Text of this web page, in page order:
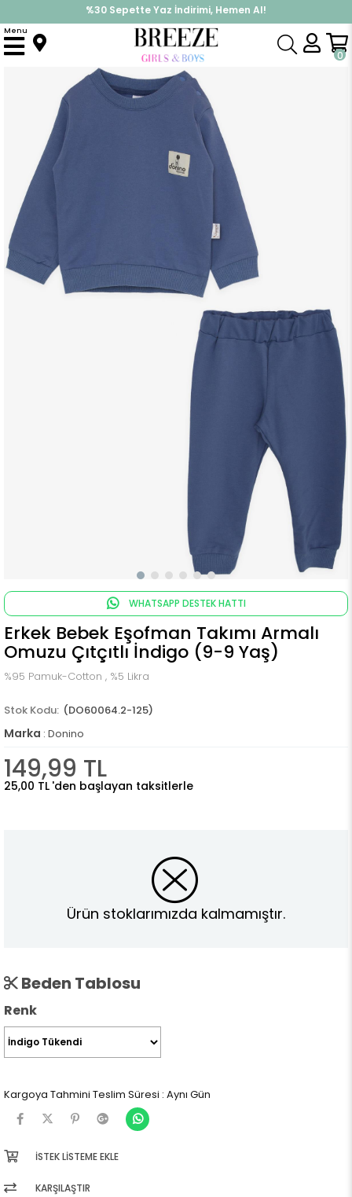
%30 Sepette Yaz İndirimi, Hemen Al!
İndirimlere ek %10 İndirimi Kap, Hemen Üye Ol!
0
Menu
Anasayfa Takımlar Eşofman Takım Erkek Bebek Eşofman Takımı Armalı Omuzu Çıtçıtlı İndigo (9-9 Yaş)
WHATSAPP DESTEK HATTI
Erkek Bebek Eşofman Takımı Armalı
Omuzu Çıtçıtlı İndigo (9-9 Yaş)
%95 Pamuk-Cotton , %5 Likra
(DO60064.2-125)
Marka : Donino
149,99 TL
25,00 TL 'den başlayan taksitlerle
Ürün stoklarımızda kalmamıştır.
Beden Tablosu
Renk
Kargoya Tahmini Teslim Süresi : Aynı Gün
İSTEK LISTEME EKLE
KARŞILAŞTIR